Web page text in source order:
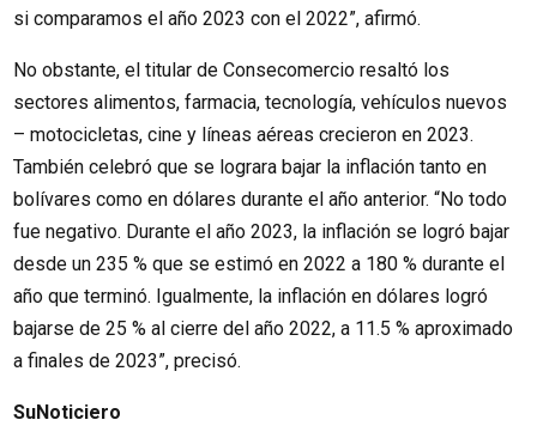
si comparamos el año 2023 con el 2022”, afirmó.
No obstante, el titular de Consecomercio resaltó los
sectores alimentos, farmacia, tecnología, vehículos nuevos
– motocicletas, cine y líneas aéreas crecieron en 2023.
También celebró que se lograra bajar la inflación tanto en
bolívares como en dólares durante el año anterior. “No todo
fue negativo. Durante el año 2023, la inflación se logró bajar
desde un 235 % que se estimó en 2022 a 180 % durante el
año que terminó. Igualmente, la inflación en dólares logró
bajarse de 25 % al cierre del año 2022, a 11.5 % aproximado
a finales de 2023”, precisó.
SuNoticiero